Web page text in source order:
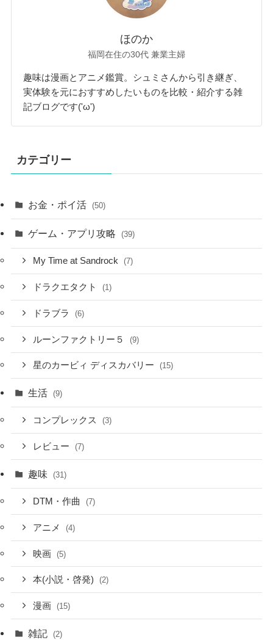
ほのか
福岡在住の30代 兼業主婦
趣味は漫画とアニメ鑑賞。シュミさんから引き継ぎ、
実体験を元におすすめしたいものを比較・紹介する雑
記ブログです('ω')
カテゴリー
お金・ポイ活 (50)
ゲーム・アプリ攻略 (39)
My Time at Sandrock (7)
ドラクエタクト (1)
ドラブラ (6)
ルーンファクトリー５ (9)
星のカービィ ディスカバリー (15)
生活 (9)
コンプレックス (3)
レビュー (7)
趣味 (31)
DTM・作曲 (7)
アニメ (4)
映画 (5)
本(小説・啓発) (2)
漫画 (15)
雑記 (2)